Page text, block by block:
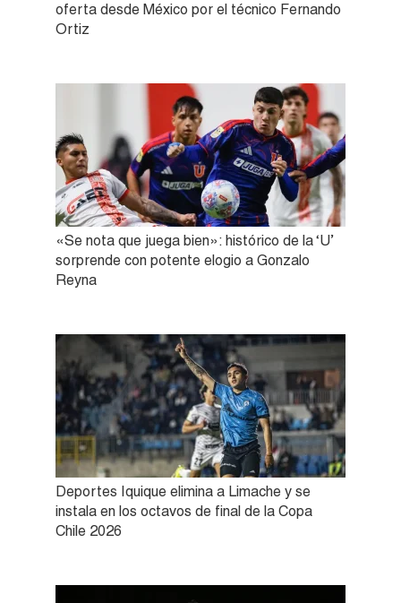
oferta desde México por el técnico Fernando
Ortiz
«Se nota que juega bien»: histórico de la ‘U’
sorprende con potente elogio a Gonzalo
Reyna
Deportes Iquique elimina a Limache y se
instala en los octavos de final de la Copa
Chile 2026